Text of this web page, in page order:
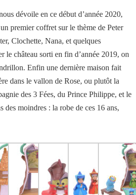
dévoile en ce début d’année 2020,
premier coffret sur le thème de Peter
Clochette, Nana, et quelques
le château sorti en fin d’année 2019, on
Enfin une dernière maison fait
dans le vallon de Rose, ou plutôt la
des 3 Fées, du Prince Philippe, et le
des moindres : la robe de ces 16 ans,